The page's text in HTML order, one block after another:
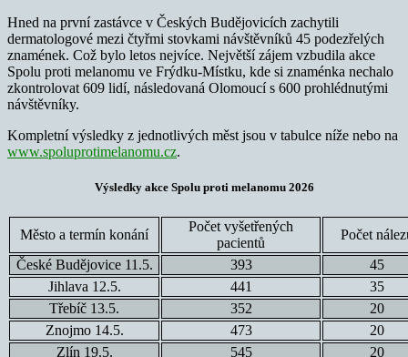
Hned na první zastávce v Českých Budějovicích zachytili
dermatologové mezi čtyřmi stovkami návštěvníků 45 podezřelých
znamének. Což bylo letos nejvíce. Největší zájem vzbudila akce
Spolu proti melanomu ve Frýdku-Místku, kde si znaménka nechalo
zkontrolovat 609 lidí, následovaná Olomoucí s 600 prohlédnutými
návštěvníky.
Kompletní výsledky z jednotlivých měst jsou v tabulce níže nebo na
www.spoluprotimelanomu.cz.
Výsledky akce Spolu proti melanomu 2026
Město a termín konání
Počet vyšetřených
pacientů
Počet
České Budějovice 11.5.
393
45
Jihlava 12.5.
441
35
Třebíč 13.5.
352
20
Znojmo 14.5.
473
20
Zlín 19.5.
545 20